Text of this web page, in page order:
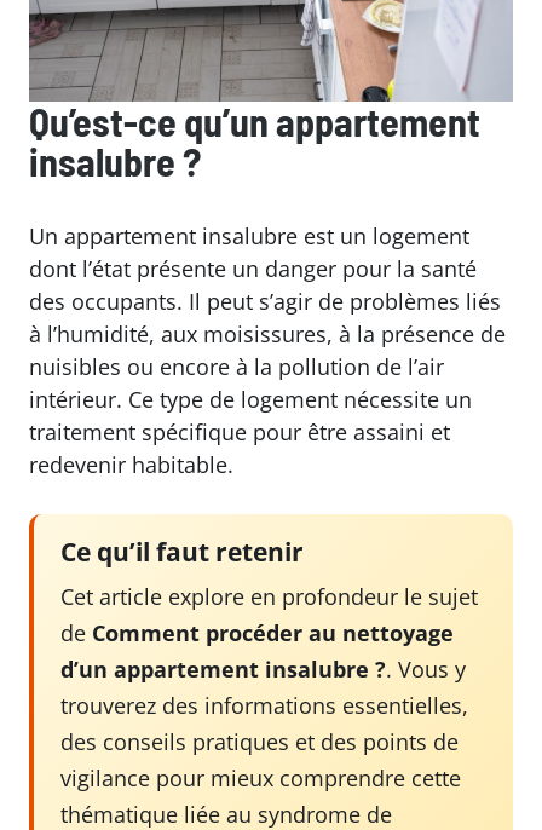
Qu’est-ce qu’un appartement
insalubre ?
Un appartement insalubre est un logement
dont l’état présente un danger pour la santé
des occupants. Il peut s’agir de problèmes liés
à l’humidité, aux moisissures, à la présence de
nuisibles ou encore à la pollution de l’air
intérieur. Ce type de logement nécessite un
traitement spécifique pour être assaini et
redevenir habitable.
Ce qu’il faut retenir
Cet article explore en profondeur le sujet
de Comment procéder au nettoyage
d’un appartement insalubre ?. Vous y
trouverez des informations essentielles,
des conseils pratiques et des points de
vigilance pour mieux comprendre cette
thématique liée au syndrome de